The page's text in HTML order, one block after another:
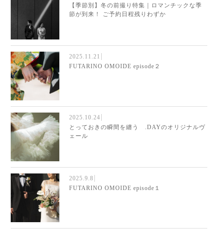
【季節別】冬の前撮り特集｜ロマンチックな季
節が到来！ ご予約日程残りわずか
2025.11.21
FUTARINO OMOIDE episode２
2025.10.24
とっておきの瞬間を纏う .DAYのオリジナルヴ
ェール
2025.9.8
FUTARINO OMOIDE episode１